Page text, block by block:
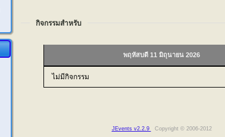
กิจกรรมสำหรับ
พฤหัสบดี 11 มิถุนายน 2026
ไม่มีกิจกรรม
JEvents v2.2.9 Copyright © 2006-2012